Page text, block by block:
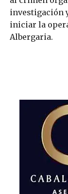
investigación
iniciar la
Albergaria.